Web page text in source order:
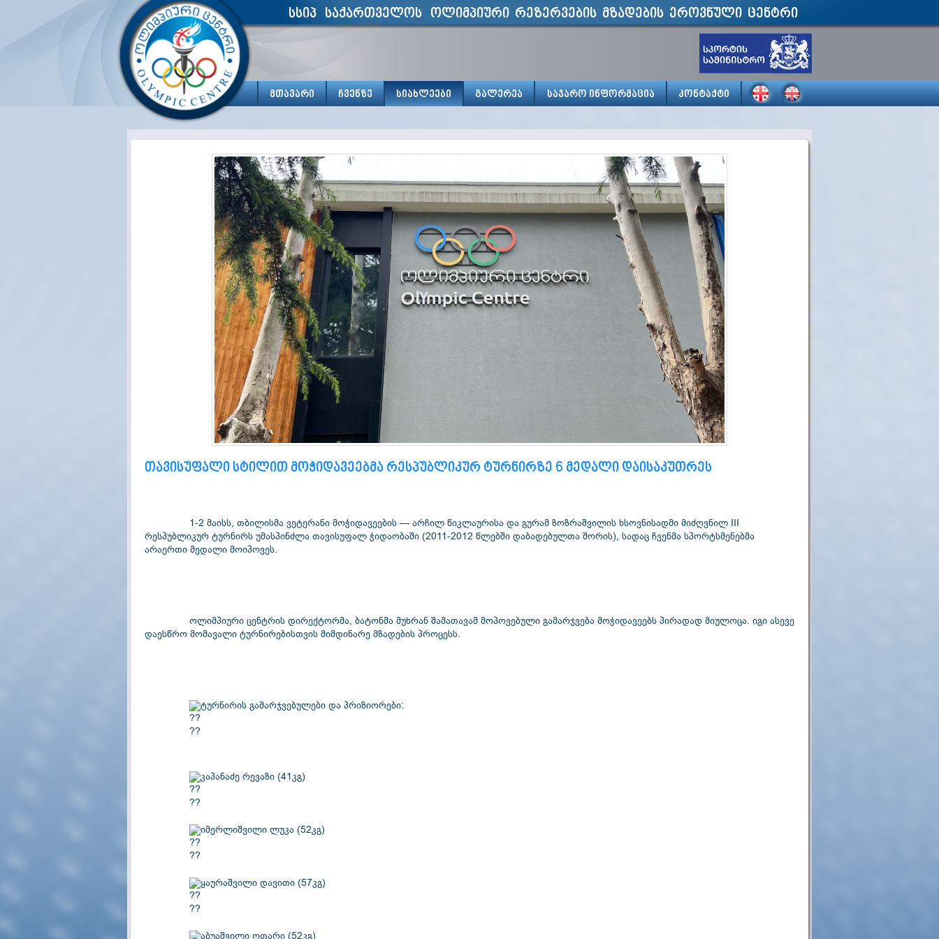
სსიპ საქართველოს ოლიმპიური რეზერვების მზადების ეროვნული ცენტრი
მთავარი ჩვენზე სიახლეები გალერეა საჯარო ინფორმაცია კონტაქტი
თავისუფალი სტილით მოჭიდავეებმა რესპუბლიკურ ტურნირზე 6 მედალი დაისაკუთრეს
რესპუბლიკურ ტურნირს უმასპინძლა თავისუფალ ჭიდაობაში (2011-2012 წლებში დაბადებულთა შორის), სადაც ჩვენმა სპორტსმენებმა
არაერთი მედალი მოიპოვეს.
დაესწრო მომავალი ტურნირებისთვის მიმდინარე მზადების პროცესს.
ტურნირის გამარჯვებულები და პრიზიორები:
კაპანაძე რევაზი (41კგ)
იმერლიშვილი ლუკა (52კგ)
ყაურაშვილი დავითი (57კგ)
აბუაშვილი ოთარი (52კგ)